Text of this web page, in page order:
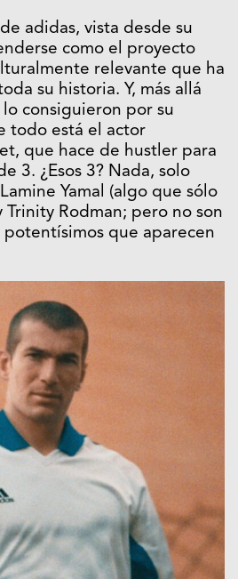
adidas, vista desde su
como el proyecto
relevante que ha
su historia. Y, más allá
consiguieron por su
todo está el actor
que hace de hustler para
3. ¿Esos 3? Nada, solo
Yamal (algo que sólo
Trinity Rodman; pero no son
potentísimos que aparecen